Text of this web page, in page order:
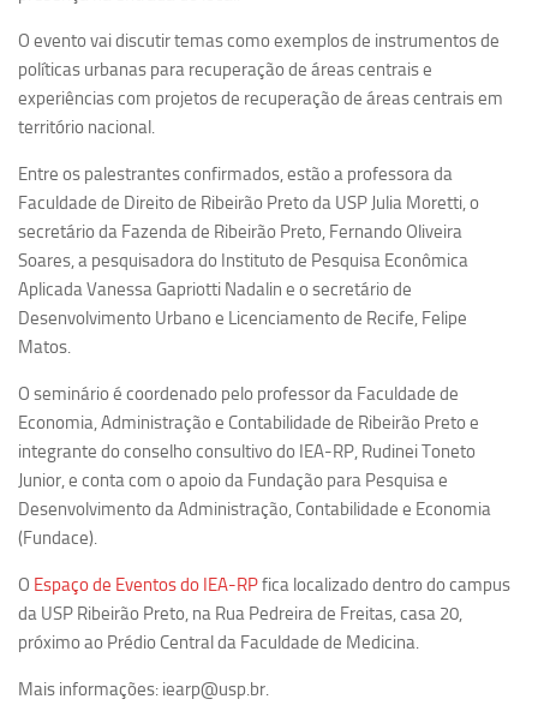
Evandro Eduardo Seron Ruiz
Fabiana Cristina Severi (FDRP)
Maria Paula Costa Bertran
Professor Sênior
Professores Seniores Encerrados
Institucional
Equipe
Estrutura do polo
Espaço de Eventos
Ciência Por Elas
Pint of Science
União Pró-Vacina
O evento vai discutir temas como exemplos de instrumentos de
políticas urbanas para recuperação de áreas centrais e
experiências com projetos de recuperação de áreas centrais em
território nacional.
Entre os palestrantes confirmados, estão a professora da
Faculdade de Direito de Ribeirão Preto da USP Julia Moretti, o
secretário da Fazenda de Ribeirão Preto, Fernando Oliveira
Soares, a pesquisadora do Instituto de Pesquisa Econômica
Aplicada Vanessa Gapriotti Nadalin e o secretário de
Desenvolvimento Urbano e Licenciamento de Recife, Felipe
Matos.
O seminário é coordenado pelo professor da Faculdade de
Economia, Administração e Contabilidade de Ribeirão Preto e
integrante do conselho consultivo do IEA-RP, Rudinei Toneto
Junior, e conta com o apoio da Fundação para Pesquisa e
Desenvolvimento da Administração, Contabilidade e Economia
(Fundace).
O Espaço de Eventos do IEA-RPfica localizado dentro do campus
da USP Ribeirão Preto, na Rua Pedreira de Freitas, casa 20,
próximo ao Prédio Central da Faculdade de Medicina.
Mais informações: iearp@usp.br.